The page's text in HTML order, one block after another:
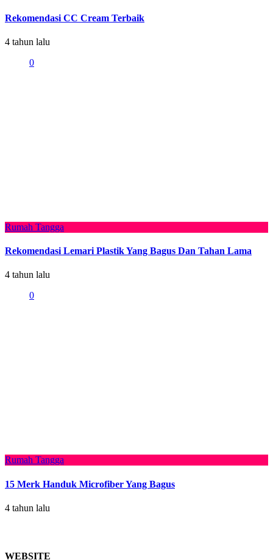
Rekomendasi CC Cream Terbaik
4 tahun lalu
0
Rumah Tangga
Rekomendasi Lemari Plastik Yang Bagus Dan Tahan Lama
4 tahun lalu
0
Rumah Tangga
15 Merk Handuk Microfiber Yang Bagus
4 tahun lalu
WEBSITE